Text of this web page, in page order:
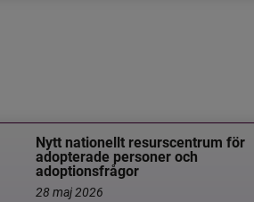
Nytt nationellt resurscentrum för
adopterade personer och
adoptionsfrågor
28 maj 2026